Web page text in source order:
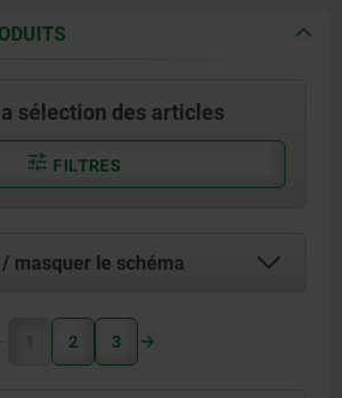
sélection des articles
FILTRES
masquer le schéma
1 2 3